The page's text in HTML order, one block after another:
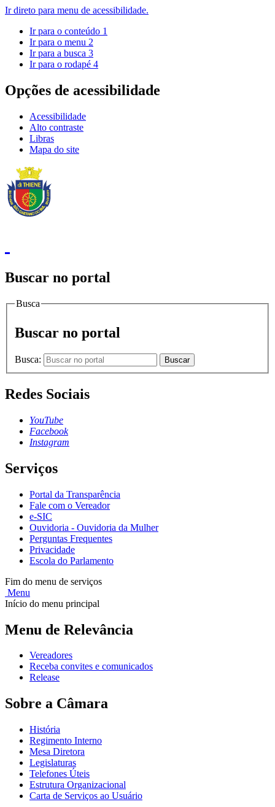
Ir direto para menu de acessibilidade.
Ir para o conteúdo 1
Ir para o menu 2
Ir para a busca 3
Ir para o rodapé 4
Opções de acessibilidade
Acessibilidade
Alto contraste
Libras
Mapa do site
Buscar no portal
Busca
Buscar no portal
Busca: Buscar
Redes Sociais
YouTube
Facebook
Instagram
Serviços
Portal da Transparência
Fale com o Vereador
e-SIC
Ouvidoria - Ouvidoria da Mulher
Perguntas Frequentes
Privacidade
Escola do Parlamento
Fim do menu de serviços
Menu
Início do menu principal
Menu de Relevância
Vereadores
Receba convites e comunicados
Release
Sobre a Câmara
História
Regimento Interno
Mesa Diretora
Legislaturas
Telefones Úteis
Estrutura Organizacional
Carta de Serviços ao Usuário